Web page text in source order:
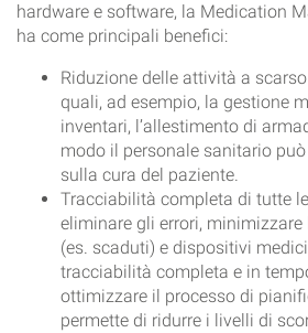
hardware e software, la Medication
ha come principali benefici:
Riduzione delle attività a
quali, ad esempio, la gestione
inventari, l’allestimento di
modo il personale sanitario
sulla cura del paziente.
Tracciabilità completa di tutte
eliminare gli errori,
(es. scaduti) e dispositivi
tracciabilità completa e in
ottimizzare il processo di
permette di ridurre i livelli di